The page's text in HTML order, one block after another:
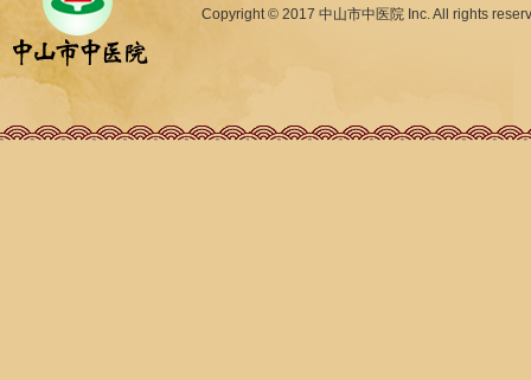
Copyright © 2017 中山市中医院 Inc. All rights